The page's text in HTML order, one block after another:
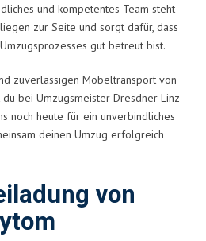
und kompetentes Team steht
zur Seite und sorgt dafür, dass
gut betreut bist.
zuverlässigen Möbeltransport von
du bei Umzugsmeister Dresdner Linz
noch heute für ein unverbindliches
deinen Umzug erfolgreich
von